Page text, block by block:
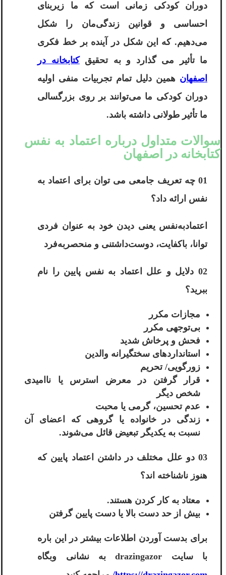
دوران کودکی زمانی است که ما زیربنای
احساسی و قوانین زندگی‌مان را شکل
می‌دهیم. که این شکل در آینده بر خط فکری
ما تأثیر می گذارد و به تحقیقکتابخانه در
اصفهان همین دلیل تمام تجربیات منفی اولیه
دوران کودکی ما می‌توانند بر روی بزرگسالی
ما تأثیر طولانی داشته باشد.
سوالات متداول درباره اعتماد به نفس
کتابخانه در اصفهان
01 چه تعریف جامعی می توان برای اعتماد به
نفس ارائه داد؟
اعتمادبه‌نفس یعنی دیدن خود به عنوان فردی
توانا، باکفایت، دوست‌داشتنی و منحصربه‌فرد
02 دلایل و علل اعتماد به نفس پایین را نام
ببرید؟
مجازات مکرر
بی‌توجهی مکرر
فحش و پرخاش شدید
استانداردهای سختگیرانه والدین
زورگویی/ تحریم
قرار گرفتن در معرض استرس یا ناامیدی
شخص دیگر
عدم تحسین، گرمی یا محبت
زندگی در خانواده یا گروهی که اعضای آن
نسبت به یکدیگر تبعیض قائل می‌شوند.
03 دو علل مختلف در داشتن اعتماد پایین که
هنوز ناشناخته اند؟
معتاد به کار کردن هستند.
بیش از حد دست بالا یا دست پایین گرفتن
برای بدست آوردن اطلاعات بیشتر در این باره
با سایت drazingazor به نشانی وبگاه